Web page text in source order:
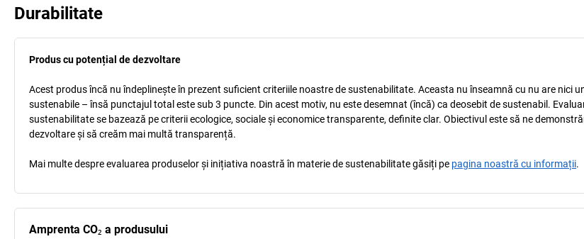
Durabilitate
Produs cu potențial de dezvoltare
Acest produs încă nu îndeplinește în prezent suficient criteriile noastre de sustenabilitate. Aceasta nu înseamnă cu nu are nici
sustenabile – însă punctajul total este sub 3 puncte. Din acest motiv, nu este desemnat (încă) ca deosebit de sustenabil.
sustenabilitate se bazează pe criterii ecologice, sociale și economice transparente, definite clar. Obiectivul este să ne
dezvoltare și să creăm mai multă transparență.
Mai multe despre evaluarea produselor și inițiativa noastră în materie de sustenabilitate găsiți pe pagina noastră cu informații.
Amprenta CO₂ a produsului